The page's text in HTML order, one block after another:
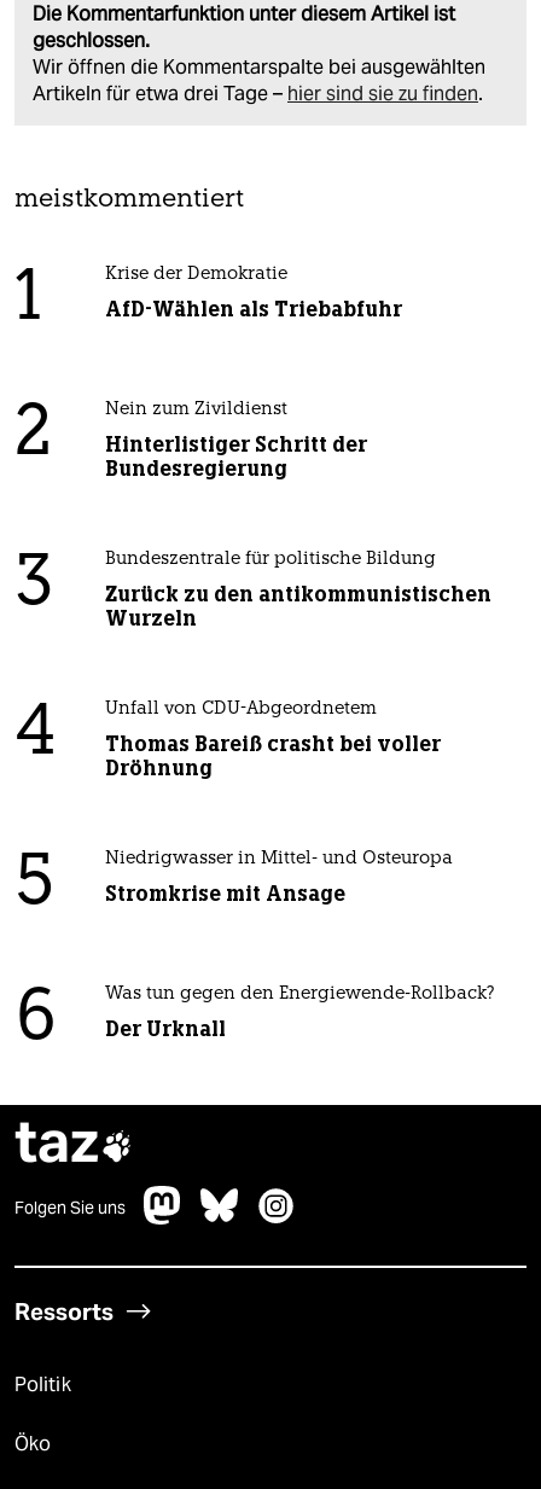
Die Kommentarfunktion unter diesem Artikel ist
geschlossen.
Wir öffnen die Kommentarspalte bei ausgewählten
Artikeln für etwa drei Tage – hier sind sie zu finden.
meistkommentiert
1 Krise der Demokratie
AfD-Wählen als Triebabfuhr
2 Nein zum Zivildienst
Hinterlistiger Schritt der
Bundesregierung
3 Bundeszentrale für politische Bildung
Zurück zu den antikommunistischen
Wurzeln
4 Unfall von CDU-Abgeordnetem
Thomas Bareiß crasht bei voller
Dröhnung
5 Niedrigwasser in Mittel- und Osteuropa
Stromkrise mit Ansage
6 Was tun gegen den Energiewende-Rollback?
Der Urknall
taz
Folgen Sie uns
Ressorts
Politik
Öko